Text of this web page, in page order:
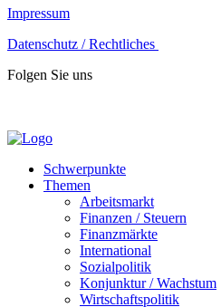
Impressum
Datenschutz / Rechtliches
Folgen Sie uns
Schwerpunkte
Themen
Arbeitsmarkt
Finanzen / Steuern
Finanzmärkte
International
Sozialpolitik
Konjunktur / Wachstum
Wirtschaftspolitik